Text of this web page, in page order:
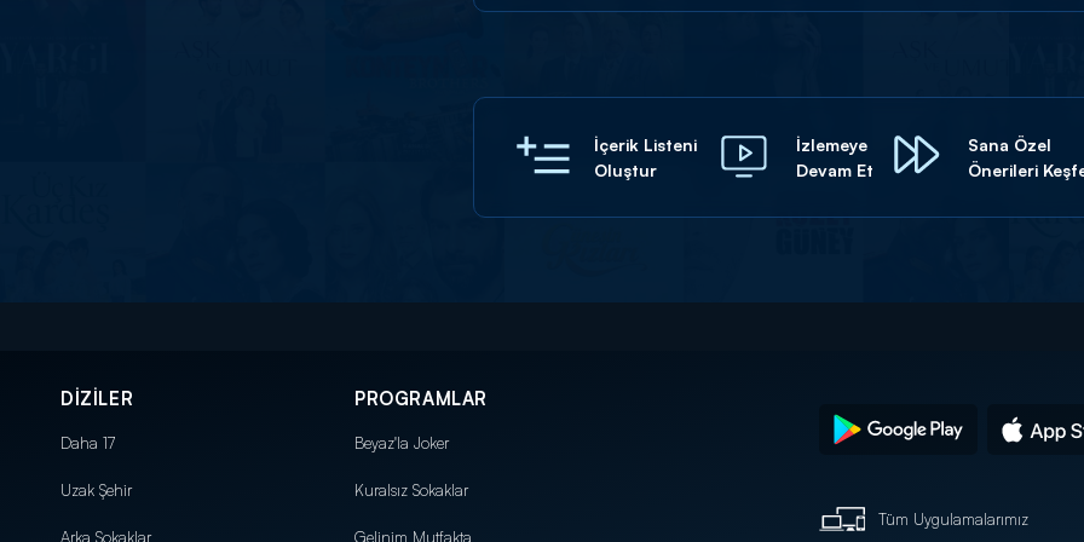
İçerik Listeni
Oluştur
İzlemeye
Devam Et
Sana Özel
Önerileri
DİZİLER
Daha 17
Uzak Şehir
Arka Sokaklar
PROGRAMLAR
Beyaz'la Joker
Kuralsız Sokaklar
Gelinim Mutfakta
Tüm Uygulamalarımız